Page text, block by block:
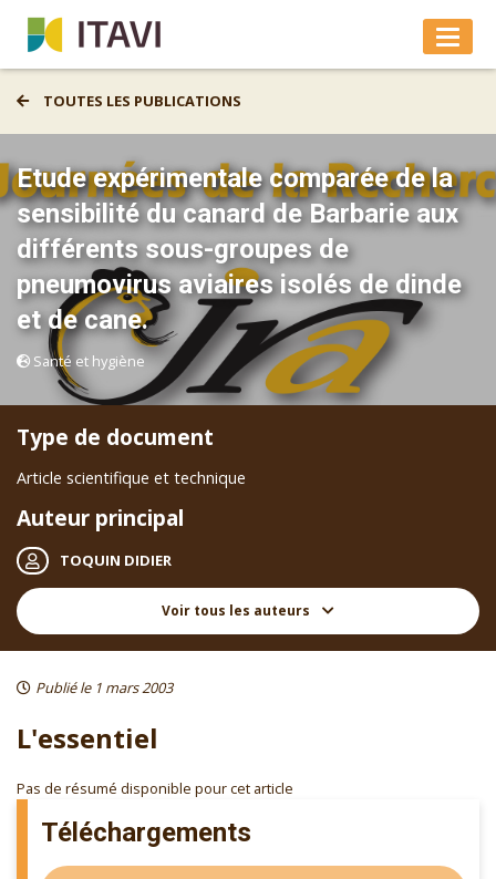
TOUTES LES PUBLICATIONS
Etude expérimentale comparée de la
sensibilité du canard de Barbarie aux
différents sous-groupes de
pneumovirus aviaires isolés de dinde
et de cane.
Santé et hygiène
Type de document
Article scientifique et technique
Auteur principal
TOQUIN DIDIER
Voir tous les auteurs
Publié le 1 mars 2003
Téléchargements
L'essentiel
Pas de résumé disponible pour cet article